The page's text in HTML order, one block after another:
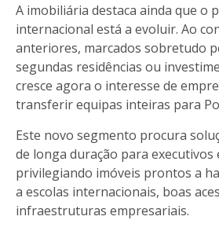
A imobiliária destaca ainda que o
internacional está a evoluir. Ao
anteriores, marcados sobretudo
segundas residências ou
cresce agora o interesse de
transferir equipas inteiras para
Este novo segmento procura
de longa duração para executivos
privilegiando imóveis prontos a
a escolas internacionais, boas
infraestruturas empresariais.